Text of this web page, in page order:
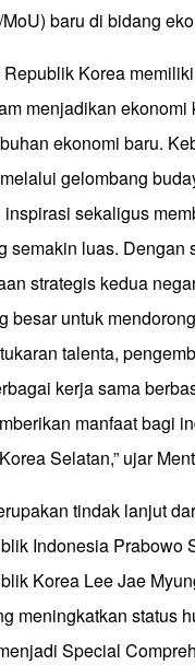
baru di bidang
Republik Korea
menjadikan ekonomi
ekonomi baru.
gelombang
sekaligus
semakin luas. Dengan
strategis kedua
besar untuk
talenta,
kerja sama
manfaat bagi
Selatan,” ujar
tindak lanjut
Indonesia Prabowo
Korea Lee Jae
meningkatkan status
Special